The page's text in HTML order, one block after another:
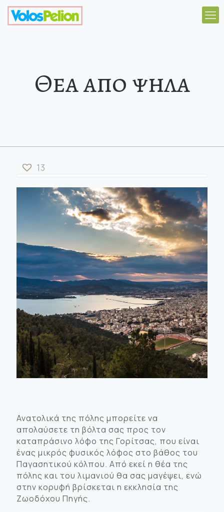
Θεα απο ψηλα
13
Ανατολικά της πόλης μπορείτε να
απολαύσετε τη βόλτα σας προς τον
καταπράσινο λόφο της Γορίτσας, που είναι
ένας μικρός φυσικός λόφος στο βάθος του
Παγασητικού κόλπου. Από εκεί η θέα της
πόλης και του λιμανιού θα σας μαγέψει, ενώ
στην κορυφή βρίσκεται η εκκλησία της
Ζωοδόχου Πηγής.